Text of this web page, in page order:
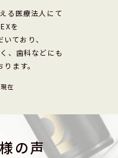
る医療法人にて
を
ており、
、歯科などにも
ます。
の声